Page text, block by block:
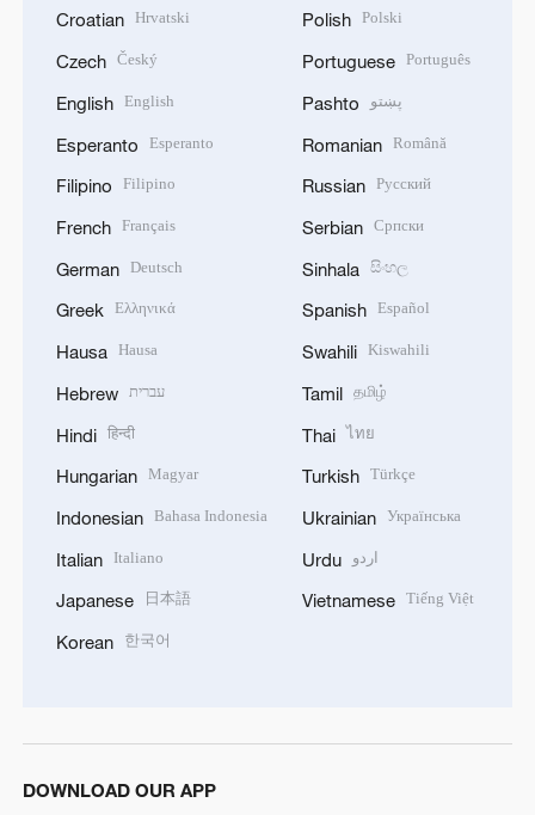
Croatian Hrvatski
Czech Český
English English
Esperanto Esperanto
Filipino Filipino
French Français
German Deutsch
Greek Ελληνικά
Hausa Hausa
Hebrew עברית
Hindi हिन्दी
Hungarian Magyar
Indonesian Bahasa Indonesia
Italian Italiano
Japanese 日本語
Korean 한국어
Polish Polski
Portuguese Português
Pashto پښتو
Romanian Română
Russian Русский
Serbian Српски
Sinhala සිංහල
Spanish Español
Swahili Kiswahili
Tamil தமிழ்
Thai ไทย
Turkish Türkçe
Ukrainian Українська
Urdu اردو
Vietnamese Tiếng Việt
DOWNLOAD OUR APP